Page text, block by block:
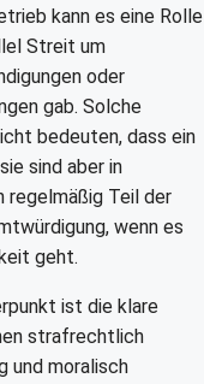
kann es eine Rolle
Streit um
oder
gab. Solche
bedeuten, dass ein
sind aber in
regelmäßig Teil der
wenn es
geht.
ist die klare
strafrechtlich
und moralisch